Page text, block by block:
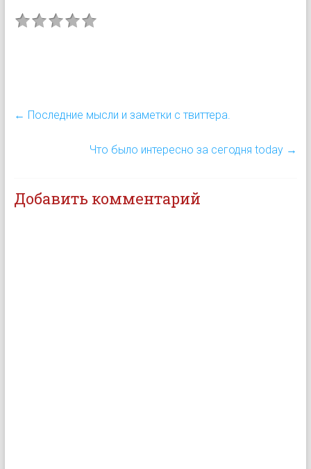
← Последние мысли и заметки с твиттера.
Что было интересно за сегодня today →
Добавить комментарий